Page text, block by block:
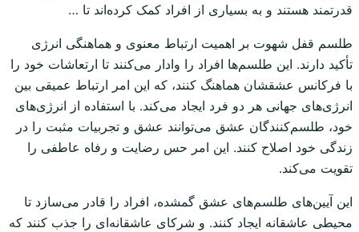
قدرتمند هستند و به بسیاری از افراد کمک کرده‌اند تا …
طلسم قفل شهوت بر اهمیت ارتباط معنوی و هماهنگی انرژی
تأکید دارند. این طلسم‌ها افراد را وادار می‌کنند تا ارتعاشات خود را
با فرکانس عشقشان هماهنگ کنند، که این امر ارتباط عمیقی بین
انرژی‌های جهانی هر دو فرد ایجاد می‌کند. با استفاده از انرژی‌های
خود، طلسم‌کنندگان عشق می‌توانند عشق و تجربیات مثبت را در
زندگی خود اصلاح کنند. این امر حس رضایت و رفاه عاطفی را
تقویت می‌کند.
این آیین‌های طلسم‌های عشق گمشده، افراد را قادر می‌سازد تا
محیطی عاشقانه ایجاد کنند. و شرکای عاشقانه‌ای را جذب کنند که